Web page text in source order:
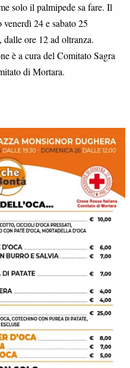
solo il palmipede sa fare. Il
24 e sabato 25
dalle ore 12 ad oltranza.
è a cura del Comitato Sagra
di Mortara.